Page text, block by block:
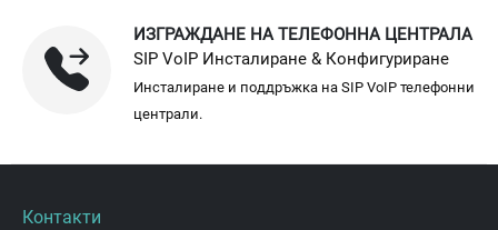
ИЗГРАЖДАНЕ НА ТЕЛЕФОННА ЦЕНТРАЛА
SIP VoIP Инсталиране & Конфигуриране
Инсталиране и поддръжка на SIP VoIP телефонни
централи.
Контакти